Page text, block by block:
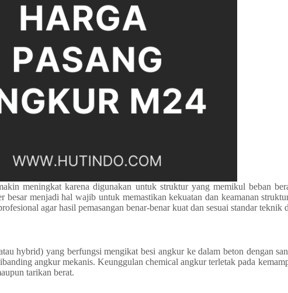
meningkat karena digunakan untuk struktur yang memikul beban
menjadi hal wajib untuk memastikan kekuatan dan keamanan
agar hasil pemasangan benar-benar kuat dan sesuai standar teknik
hybrid) yang berfungsi mengikat besi angkur ke dalam beton dengan
angkur mekanis. Keunggulan chemical angkur terletak pada
tarikan berat.